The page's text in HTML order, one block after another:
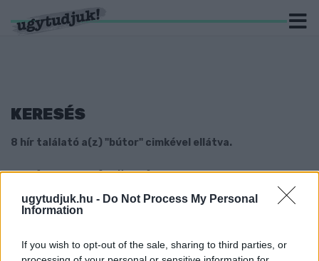
ugytudjuk.hu - Do Not Process My Personal
Information
If you wish to opt-out of the sale, sharing to third parties, or
KERESÉS
8 hír találató a(z) "bútor" cimkével ellátva.
A MÁSODFOKÚ DÖNTÉS SZERINT SEM
TITKOLÓZHAT TOVÁBB A GYŐRI
VÁROSVEZETÉS A BÚTORBESZERZÉSEK
2024. január. 17. 07:53
A hivatalnak részletesen ki kell adnia, hogy 2020-ban milyen